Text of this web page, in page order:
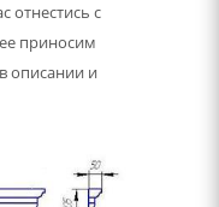
отнестись с
приносим
описании и